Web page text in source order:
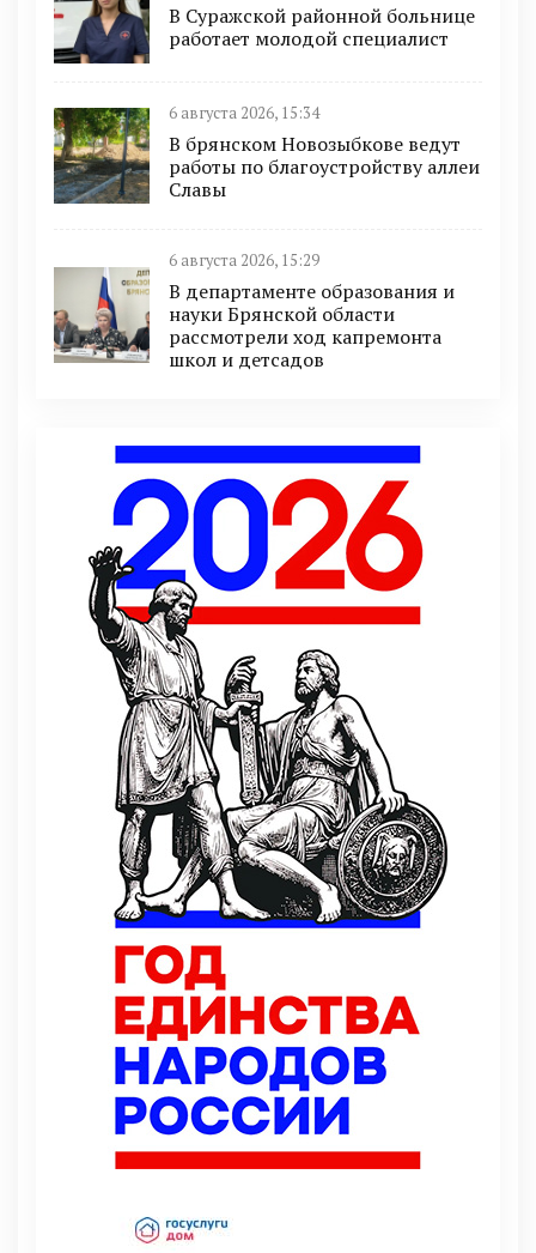
В Суражской районной больнице
работает молодой специалист
6 августа 2026, 15:34
В брянском Новозыбкове ведут
работы по благоустройству аллеи
Славы
6 августа 2026, 15:29
В департаменте образования и
науки Брянской области
рассмотрели ход капремонта
школ и детсадов